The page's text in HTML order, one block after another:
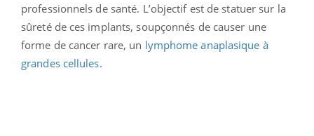
professionnels de santé. L’objectif est de statuer sur la
sûreté de ces implants, soupçonnés de causer une
forme de cancer rare, un lymphome anaplasique à
grandes cellules.